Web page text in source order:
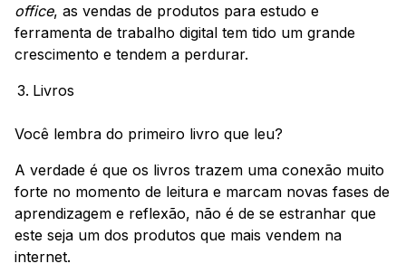
office, as vendas de produtos para estudo e
ferramenta de trabalho digital tem tido um grande
crescimento e tendem a perdurar.
Livros
Você lembra do primeiro livro que leu?
A verdade é que os livros trazem uma conexão muito
forte no momento de leitura e marcam novas fases de
aprendizagem e reflexão, não é de se estranhar que
este seja um dos produtos que mais vendem na
internet.